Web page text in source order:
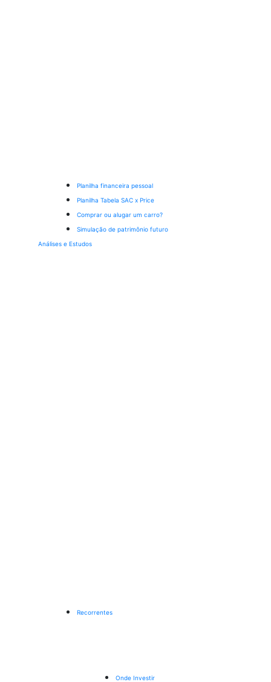
Planilha financeira pessoal
Planilha Tabela SAC x Price
Comprar ou alugar um carro?
Simulação de patrimônio futuro
Análises e Estudos
Recorrentes
Onde Investir